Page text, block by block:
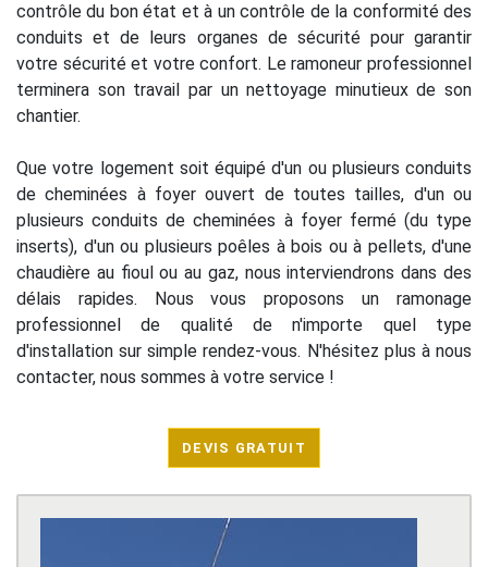
contrôle du bon état et à un contrôle de la conformité des
conduits et de leurs organes de sécurité pour garantir
votre sécurité et votre confort. Le ramoneur professionnel
terminera son travail par un nettoyage minutieux de son
chantier.
Que votre logement soit équipé d'un ou plusieurs conduits
de cheminées à foyer ouvert de toutes tailles, d'un ou
plusieurs conduits de cheminées à foyer fermé (du type
inserts), d'un ou plusieurs poêles à bois ou à pellets, d'une
chaudière au fioul ou au gaz, nous interviendrons dans des
délais rapides. Nous vous proposons un ramonage
professionnel de qualité de n'importe quel type
d'installation sur simple rendez-vous. N'hésitez plus à nous
contacter, nous sommes à votre service !
DEVIS GRATUIT